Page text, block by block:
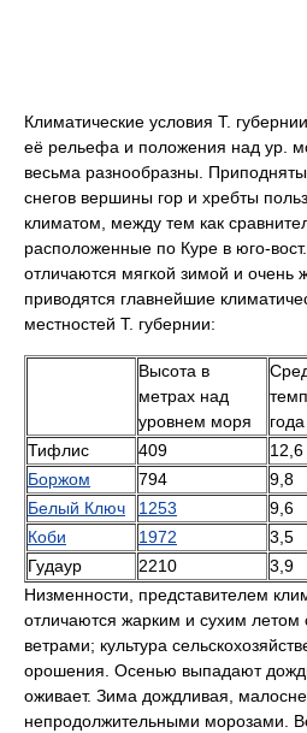
Климатические условия Т.
её рельефа и положения над ур.
весьма разнообразны.
снегов вершины гор и хребты
климатом, между тем как
расположенные по Куре в юго-
отличаются мягкой зимой и
приводятся главнейшие
местностей Т. губернии:
Высота в
метрах над
уровнем моря
года
Тифлис 409 12,6
Боржом
794 9,8
Белый Ключ
1253 9,6
Коби
1972 3,5
Гудаур
2210 3,9
Низменности, представителем
отличаются жарким и сухим летом
ветрами; культура
орошения. Осенью выпадают
оживает. Зима дождливая,
непродолжительными морозами.